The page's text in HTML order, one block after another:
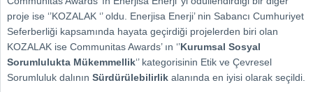
proje ise ‘’KOZALAK ‘’ oldu. Enerjisa Enerji’ nin Sabancı Cumhuriyet
Seferberliği kapsamında hayata geçirdiği projelerden biri olan
KOZALAK ise Communitas Awards’ ın ‘’Kurumsal Sosyal
Sorumlulukta Mükemmellik‘’ kategorisinin Etik ve Çevresel
Sorumluluk dalının Sürdürülebilirlik alanında en iyisi olarak seçildi.